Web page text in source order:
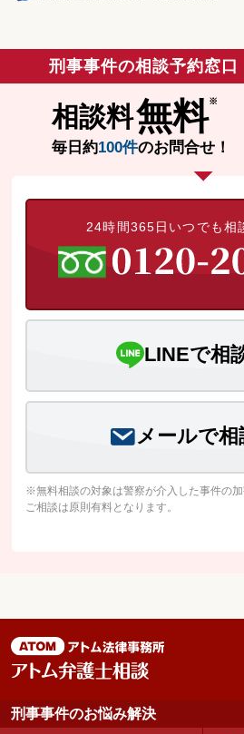
刑事事件の相談予約窓口
相談料無料
毎日約100件のお問合せ！
24時間365日いつでも相
LINEで相
メールで相
※無料相談の対象は警察が介入した事件の
ご相談は原則有料となります。
刑事事件のお悩み解決